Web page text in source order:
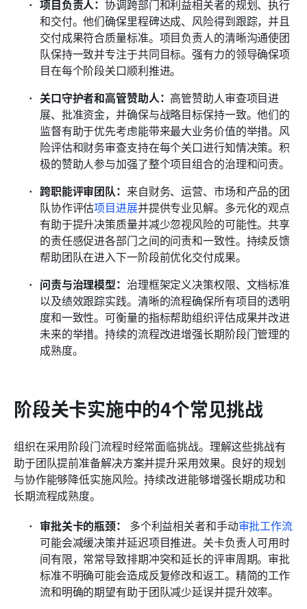
项目负责人：协调跨部门和利益相关者的规划、执行
和交付。他们确保里程碑达成、风险得到跟踪，并且
交付成果符合质量标准。项目负责人的清晰沟通使团
队保持一致并专注于共同目标。强有力的领导确保项
目在每个阶段关口顺利推进。
关口守护者和高管赞助人： 高管赞助人审查项目进
展、批准资金，并确保与战略目标保持一致。他们的
监督有助于优先考虑能带来最大业务价值的举措。风
险评估和财务审查支持在每个关口进行知情决策。积
极的赞助人参与加强了整个项目组合的治理和问责。
跨职能评审团队： 来自财务、运营、市场和产品的团
队协作评估项目进展并提供专业见解。多元化的观点
有助于提升决策质量并减少忽视风险的可能性。共享
的责任感促进各部门之间的问责和一致性。持续反馈
帮助团队在进入下一阶段前优化交付成果。
问责与治理模型： 治理框架定义决策权限、文档标准
以及绩效跟踪实践。清晰的流程确保所有项目的透明
度和一致性。可衡量的指标帮助组织评估成果并改进
未来的举措。持续的流程改进增强长期阶段门管理的
成熟度。
阶段关卡实施中的4个常见挑战
组织在采用阶段门流程时经常面临挑战。理解这些挑战有
助于团队提前准备解决方案并提升采用效果。良好的规划
与协作能够降低实施风险。持续改进能够增强长期成功和
长期流程成熟度。
审批关卡的瓶颈：
多个利益相关者和手动审批工作流
可能会减缓决策并延迟项目推进。关卡负责人可用时
间有限，常常导致排期冲突和延长的评审周期。审批
标准不明确可能会造成反复修改和返工。精简的工作
流和明确的期望有助于团队减少延误并提升效率。